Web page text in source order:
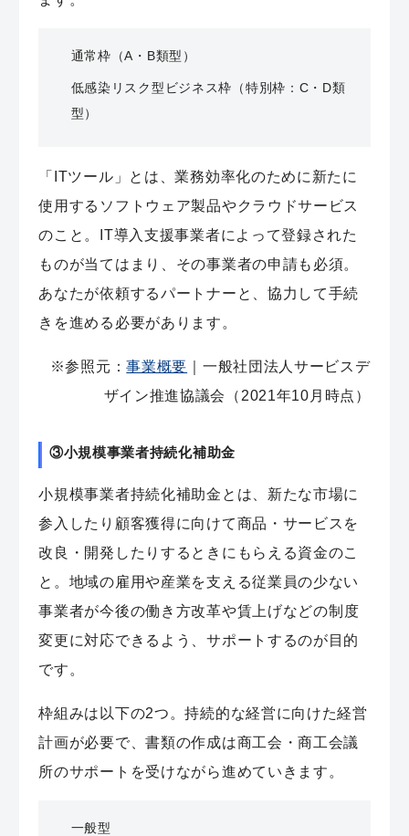
通常枠（A・B類型）
低感染リスク型ビジネス枠（特別枠：C・D類
型）
「ITツール」とは、業務効率化のために新たに
使用するソフトウェア製品やクラウドサービス
のこと。IT導入支援事業者によって登録された
ものが当てはまり、その事業者の申請も必須。
あなたが依頼するパートナーと、協力して手続
きを進める必要があります。
※参照元：事業概要 ｜一般社団法人サービスデ
ザイン推進協議会（2021年10月時点）
③小規模事業者持続化補助金
小規模事業者持続化補助金とは、新たな市場に
参入したり顧客獲得に向けて商品・サービスを
改良・開発したりするときにもらえる資金のこ
と。地域の雇用や産業を支える従業員の少ない
事業者が今後の働き方改革や賃上げなどの制度
変更に対応できるよう、サポート するのが目的
です。
枠組みは以下の2つ。持続的な経営に向けた経営
計画が必要で、書類の作成は商工会・商工会議
所のサポートを受けながら進めていきます。
一般型